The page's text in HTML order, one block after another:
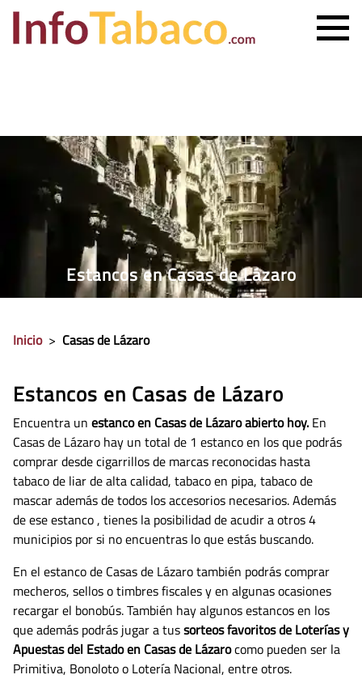
ESTANCO MÁS CERCANO
CONTACTO
Estancos en Casas de Lázaro
Inicio > Casas de Lázaro
Estancos en Casas de Lázaro
Encuentra un estanco en Casas de Lázaro abierto hoy. En
Casas de Lázaro hay un total de 1 estanco en los que podrás
comprar desde cigarrillos de marcas reconocidas hasta
tabaco de liar de alta calidad, tabaco en pipa, tabaco de
mascar además de todos los accesorios necesarios.Además
de ese estanco , tienes la posibilidad de acudir a otros 4
municipios por si no encuentras lo que estás buscando.
En el estanco de Casas de Lázaro también podrás comprar
mecheros, sellos o timbres fiscales y en algunas ocasiones
recargar el bonobús. También hay algunos estancos en los
que además podrás jugar a tussorteos favoritos de Loterías y
Apuestas del Estado en Casas de Lázarocomo pueden ser la
Primitiva, Bonoloto o Lotería Nacional, entre otros.